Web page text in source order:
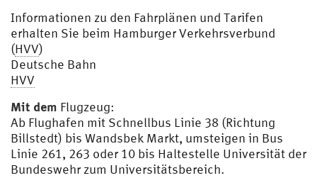
Informationen zu den Fahrplänen und Tarifen
erhalten Sie beim Hamburger Verkehrsverbund
(HVV)
Deutsche Bahn
HVV
Mit dem Flugzeug:
Ab Flughafen mit Schnellbus Linie 38 (Richtung
Billstedt) bis Wandsbek Markt, umsteigen in Bus
Linie 261, 263 oder 10 bis Haltestelle Universität der
Bundeswehr zum Universitätsbereich.